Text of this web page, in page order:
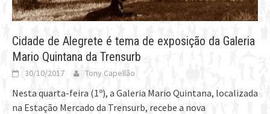
Cidade de Alegrete é tema de exposição da Galeria
Mario Quintana da Trensurb
30/10/2017 Tony Capellão
Nesta quarta-feira (1º), a Galeria Mario Quintana, localizada
na Estação Mercado da Trensurb, recebe a nova